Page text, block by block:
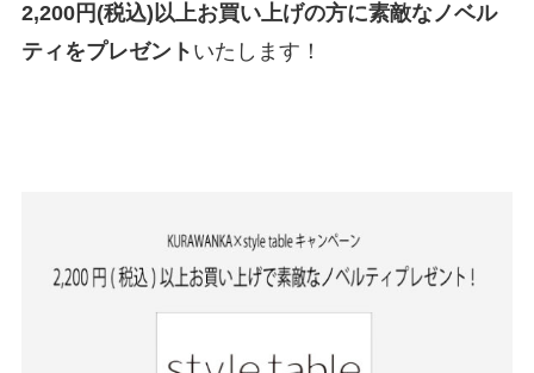
2,200円(税込)以上お買い上げの方に素敵なノベル
ティをプレゼント いたします！